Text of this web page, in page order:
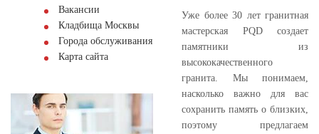
Вакансии
Кладбища Москвы
Города обслуживания
Карта сайта
Уже более 30 лет гранитная
мастерская PQD создает
памятники из
высококачественного
гранита. Мы понимаем,
насколько важно для вас
сохранить память о близких,
поэтому предлагаем